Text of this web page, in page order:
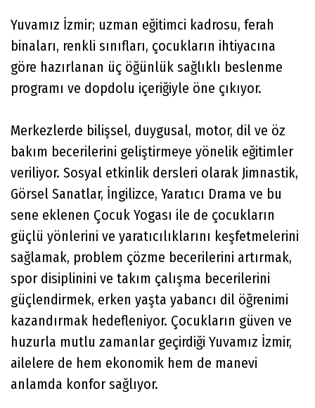
Yuvamız İzmir; uzman eğitimci kadrosu, ferah
binaları, renkli sınıfları, çocukların ihtiyacına
göre hazırlanan üç öğünlük sağlıklı beslenme
programı ve dopdolu içeriğiyle öne çıkıyor.
Merkezlerde bilişsel, duygusal, motor, dil ve öz
bakım becerilerini geliştirmeye yönelik eğitimler
veriliyor. Sosyal etkinlik dersleri olarak Jimnastik,
Görsel Sanatlar, İngilizce, Yaratıcı Drama ve bu
sene eklenen Çocuk Yogası ile de çocukların
güçlü yönlerini ve yaratıcılıklarını keşfetmelerini
sağlamak, problem çözme becerilerini artırmak,
spor disiplinini ve takım çalışma becerilerini
güçlendirmek, erken yaşta yabancı dil öğrenimi
kazandırmak hedefleniyor. Çocukların güven ve
huzurla mutlu zamanlar geçirdiği Yuvamız İzmir,
ailelere de hem ekonomik hem de manevi
anlamda konfor sağlıyor.